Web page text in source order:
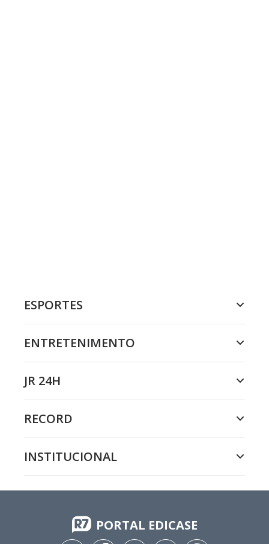
ESPORTES
ENTRETENIMENTO
JR 24H
RECORD
INSTITUCIONAL
PORTAL EDICASE